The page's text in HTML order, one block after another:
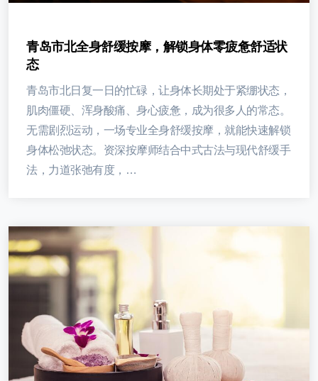
青岛市北全身舒缓按摩，解锁身体零疲惫舒适状
态
青岛市北日复一日的忙碌，让身体长期处于紧绷状态，
肌肉僵硬、浑身酸痛、身心疲惫，成为很多人的常态。
无需剧烈运动，一场专业全身舒缓按摩，就能快速解锁
身体松弛状态。资深按摩师结合中式古法与现代舒缓手
法，力道张弛有度，…